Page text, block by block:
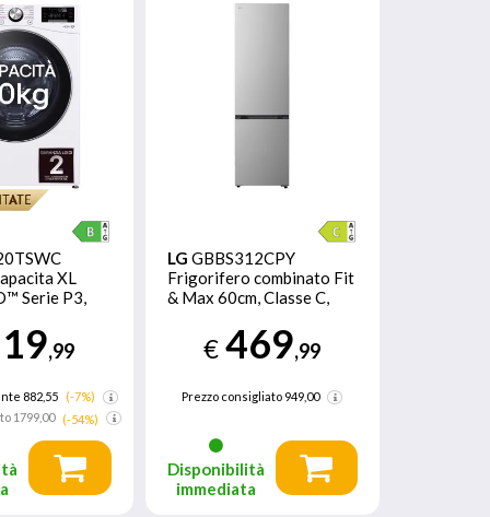
XL
Serie P3,
Vapore,
- 2 anni di
,99
882,55
(-7%)
1799,00 (-54%)
LG GBBS312CPY
Frigorifero combinato Fit
& Max 60cm, Classe C,
Silver€ 469,99
Prezzo consigliato 949,00
Disponibilità
immediata